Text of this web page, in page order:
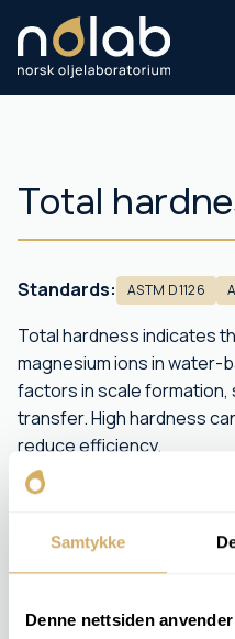
Samtykke
Denne nettsiden
Total
Standards: ASTM D1126
Total hardness indicates
magnesium ions in water-
factors in scale formation,
transfer. High hardness
reduce efficiency.
The analysis is done by
The customer gets a
and whether softening or